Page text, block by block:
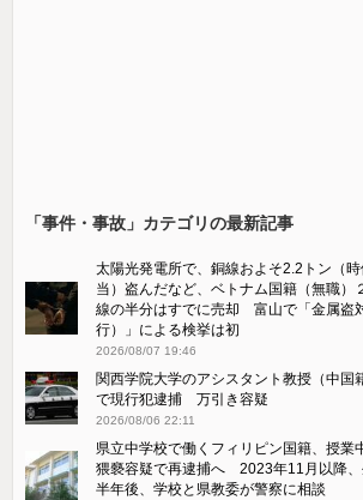
「事件・事故」カテゴリの最新記事
太陽光発電所で、銅線およそ2.2トン（
当）盗んだなど、ベトナム国籍（無職）
線の半分はすでに売却 富山で「金属盗
行）」による検挙は初
2026/08/07 19:46
関西学院大学のアシスタント教授（中国
で現行犯逮捕 万引き容疑
2026/08/06 22:11
県立中学校で働くフィリピン国籍、授業
猥褻容疑で再逮捕へ 2023年11月以降
半年後、学校と県教委が警察に相談